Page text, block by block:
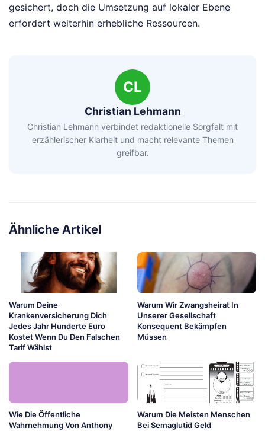
gesichert, doch die Umsetzung auf lokaler Ebene
erfordert weiterhin erhebliche Ressourcen.
CL
Christian Lehmann
Christian Lehmann verbindet redaktionelle Sorgfalt mit
erzählerischer Klarheit und macht relevante Themen
greifbar.
Ähnliche Artikel
Warum Deine
Krankenversicherung Dich
Jedes Jahr Hunderte Euro
Kostet Wenn Du Den Falschen
Tarif Wählst
Warum Wir Zwangsheirat In
Unserer Gesellschaft
Konsequent Bekämpfen
Müssen
Wie Die Öffentliche
Wahrnehmung Von Anthony
Warum Die Meisten Menschen
Bei Semaglutid Geld